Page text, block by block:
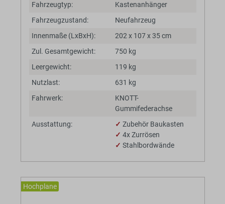
Fahrzeugtyp:
Kastenanhänger
Fahrzeugzustand:
Neufahrzeug
Innenmaße (LxBxH):
202 x 107 x 35 cm
Zul. Gesamtgewicht:
750 kg
Leergewicht:
119 kg
Nutzlast:
631 kg
Fahrwerk:
KNOTT-
Gummifederachse
Ausstattung:
✓ Zubehör Baukasten
✓ 4x Zurrösen
✓ Stahlbordwände
Hochplane